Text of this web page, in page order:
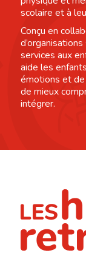
scolaire et à
Conçu en
services aux
aide les
émotions et
de mieux
intégrer.